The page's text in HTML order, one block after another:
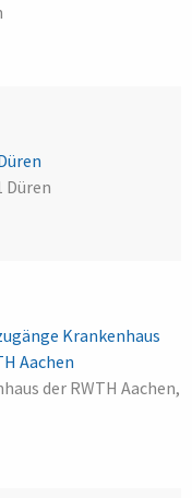
Düren
Krankenhaus
Aachen
der RWTH Aachen,